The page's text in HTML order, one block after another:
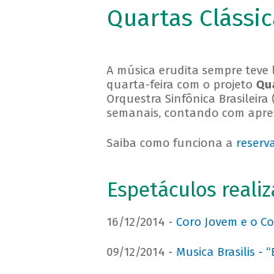
Quartas
A música erudita sempre teve
quarta-feira com o projeto
Orquestra Sinfônica Brasileira
semanais, contando com
Saiba como funciona a
Espetáculos
16/12/2014 - Coro Jovem e o
09/12/2014 - Musica Brasilis -